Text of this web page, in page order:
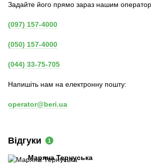
Задайте його прямо зараз нашим
(097) 157-4000
(050) 157-4000
(044) 33-75-705
Напишіть нам на електронну пошту:
operator@beri.ua
Відгуки 1
Маряна Тернуська